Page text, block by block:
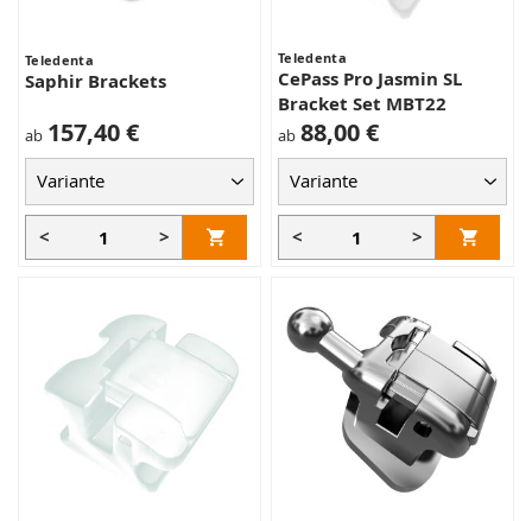
Teledenta
Saphir Brackets
ab 157,40 €
< >
Teledenta
CePass Pro Jasmin SL
Bracket Set MBT22
ab 88,00 €
< >